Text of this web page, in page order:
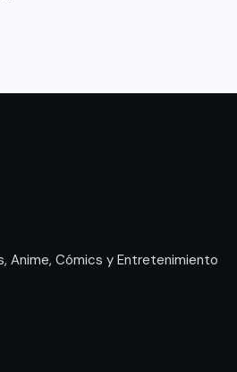
Anime, Cómics y Entretenimiento